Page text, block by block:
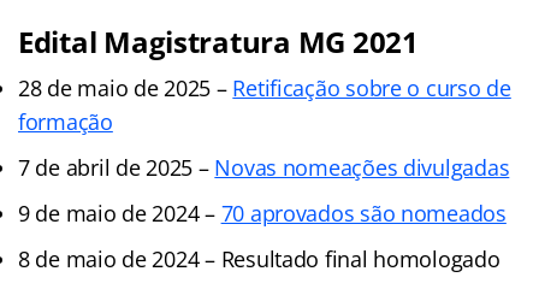
Edital Magistratura MG 2021
28 de maio de 2025 – Retificação sobre o curso de
formação
7 de abril de 2025 – Novas nomeações divulgadas
9 de maio de 2024 – 70 aprovados são nomeados
8 de maio de 2024 – Resultado final homologado